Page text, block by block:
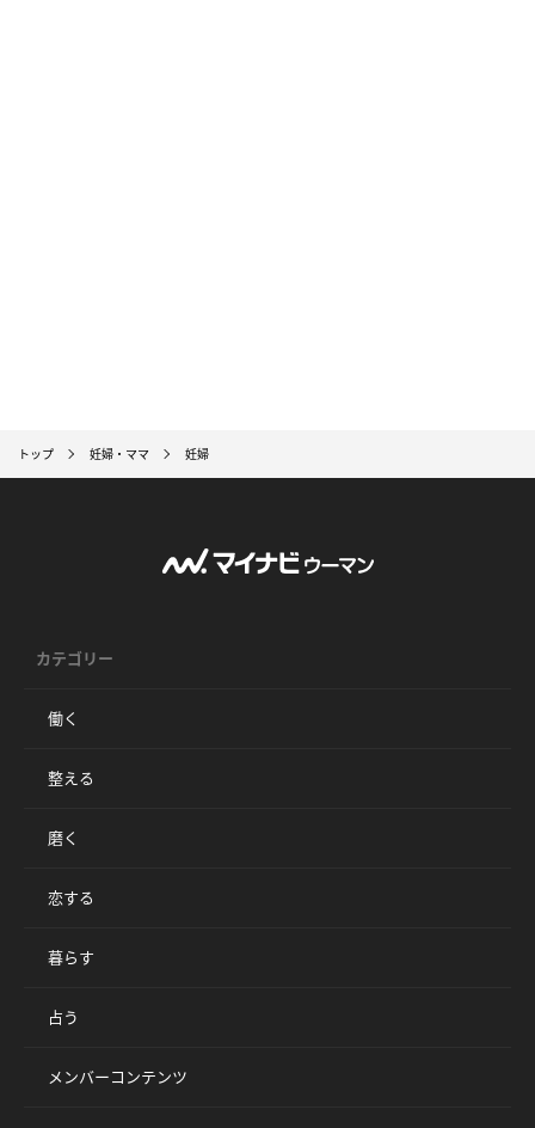
トップ 妊婦・ママ 妊婦
カテゴリー
働く
整える
磨く
恋する
暮らす
占う
メンバーコンテンツ